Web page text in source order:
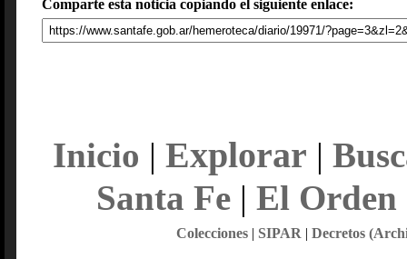
Comparte esta noticia copiando el siguiente enlace:
Inicio | Explorar |
Santa Fe| El Orden
Colecciones| SIPAR | Decretos